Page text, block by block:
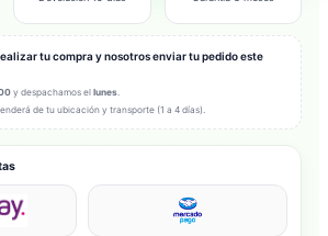
tu compra y nosotros enviar tu pedido este
y despachamos el lunes.
de tu ubicación y transporte (1 a 4 días).